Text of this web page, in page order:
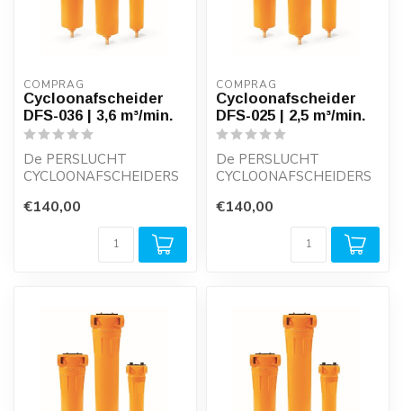
COMPRAG
Cycloonafscheider
DFS-036 | 3,6 m³/min.
De PERSLUCHT
CYCLOONAFSCHEIDERS
minimale drukval en
€140,00
COMPRAG
Cycloonafscheider
DFS-025 | 2,5 m³/min.
De PERSLUCHT
CYCLOONAFSCHEIDERS
minimale drukval en
€140,00